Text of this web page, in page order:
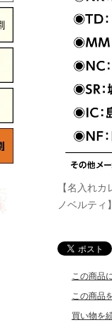
【名入れ
ノベルティ】
この商品
この商品
買い物を